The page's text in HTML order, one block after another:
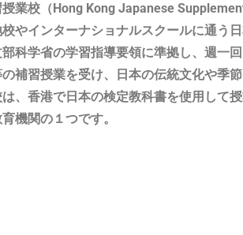
業校（Hong Kong Japanese
やインターナショナルスクールに通う
科学省の学習指導要領に準拠し、週一
補習授業を受け、日本の伝統文化や季
、香港で日本の検定教科書を使用して
機関の１つです。